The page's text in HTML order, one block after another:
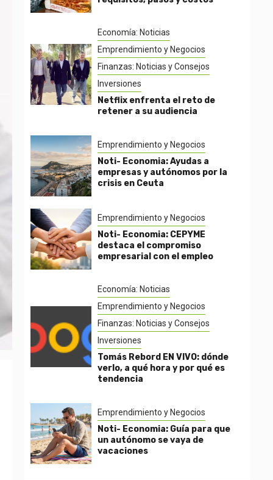
Economía: Noticias
Emprendimiento y Negocios
Finanzas: Noticias y Consejos
Inversiones
Netflix enfrenta el reto de
retener a su audiencia
Emprendimiento y Negocios
Noti- Economia: Ayudas a
empresas y autónomos por la
crisis en Ceuta
Emprendimiento y Negocios
Noti- Economia: CEPYME
destaca el compromiso
empresarial con el empleo
Economía: Noticias
Emprendimiento y Negocios
Finanzas: Noticias y Consejos
Inversiones
Tomás Rebord EN VIVO: dónde
verlo, a qué hora y por qué es
tendencia
Emprendimiento y Negocios
Noti- Economia: Guía para que
un autónomo se vaya de
vacaciones